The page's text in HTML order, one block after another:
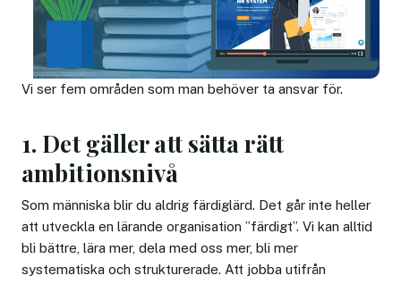
Vi ser fem områden som man behöver ta ansvar för.
1. Det gäller att sätta rätt
ambitionsnivå
Som människa blir du aldrig färdiglärd. Det går inte heller
att utveckla en lärande organisation ”färdigt”. Vi kan alltid
bli bättre, lära mer, dela med oss mer, bli mer
systematiska och strukturerade. Att jobba utifrån